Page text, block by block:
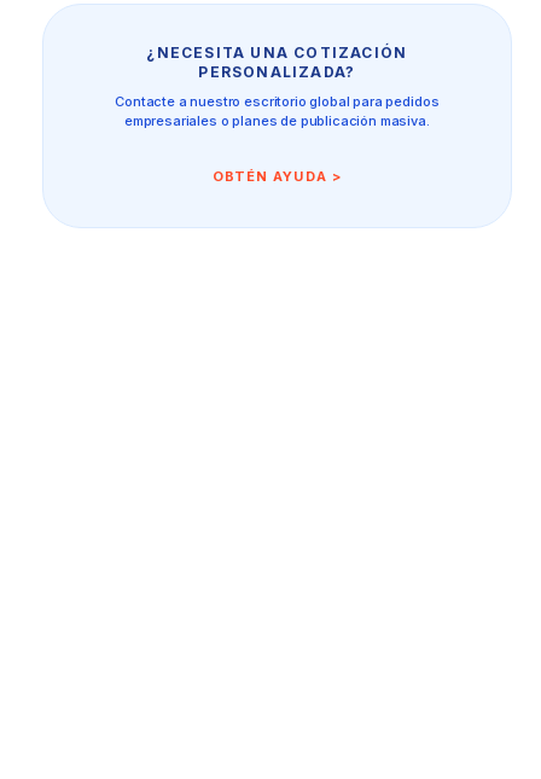
¿NECESITA UNA COTIZACIÓN
PERSONALIZADA?
Contacte a nuestro escritorio global para pedidos
empresariales o planes de publicación masiva.
OBTÉN AYUDA >